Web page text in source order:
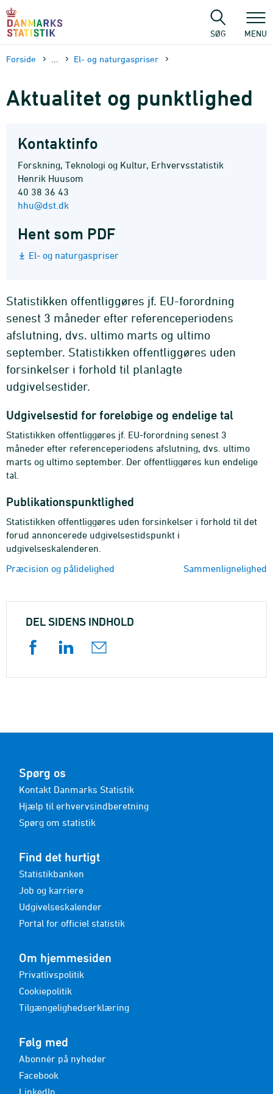
sidens
SØG MENU
Forside El- og naturgaspriser
Aktualitet og punktlighed
Kontaktinfo
Forskning, Teknologi og Kultur, Erhvervsstatistik
Henrik Huusom
40 38 36 43
hhu@dst.dk
Hent som PDF
El- og naturgaspriser
Statistikken offentliggøres jf. EU-forordning
senest 3 måneder efter referenceperiodens
afslutning, dvs. ultimo marts og ultimo
september. Statistikken offentliggøres uden
forsinkelser i forhold til planlagte
udgivelsestider.
Udgivelsestid for foreløbige og endelige tal
Statistikken offentliggøres jf. EU-forordning senest 3
måneder efter referenceperiodens afslutning, dvs. ultimo
marts og ultimo september. Der offentliggøres kun endelige
tal.
Publikationspunktlighed
Statistikken offentliggøres uden forsinkelser i forhold til det
forud annoncerede udgivelsestidspunkt i
udgivelseskalenderen.
Præcision og pålidelighed
Sammenlignelighed
DEL SIDENS INDHOLD
Spørg os
Kontakt Danmarks Statistik
Hjælp til erhvervsindberetning
Spørg om statistik
Find det hurtigt
Statistikbanken
Job og karriere
Udgivelseskalender
Portal for officiel statistik
Om hjemmesiden
Privatlivspolitik
Cookiepolitik
Tilgængelighedserklæring
Følg med
Abonnér på nyheder
Facebook
LinkedIn